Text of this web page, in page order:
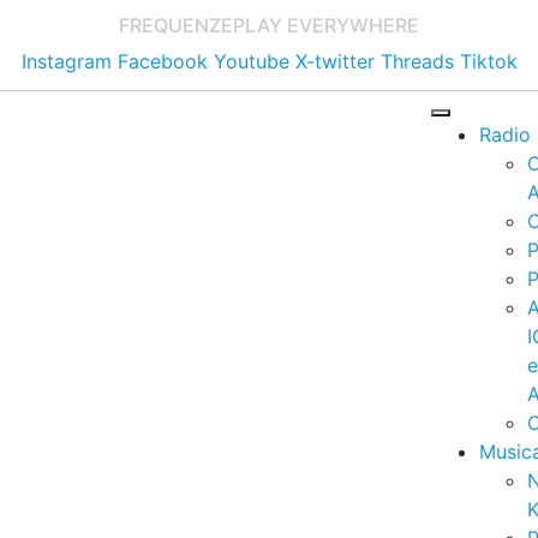
FREQUENZEPLAY EVERYWHERE
Instagram Facebook Youtube X-twitter Threads Tiktok
Radio
e